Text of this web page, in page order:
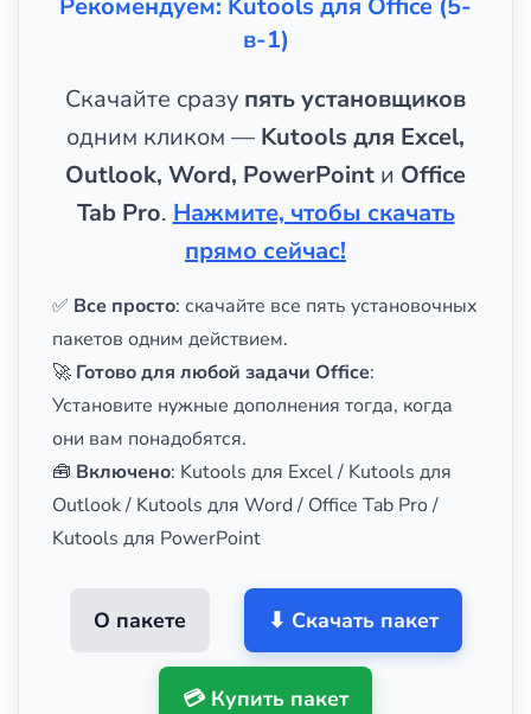
в-1)
Скачайте сразу пять установщиков
одним кликом — Kutools для Excel,
Outlook, Word, PowerPoint и Office
Tab Pro. Нажмите, чтобы скачать
прямо сейчас!
✅ Все просто: скачайте все пять установочных
пакетов одним действием.
🚀 Готово для любой задачи Office:
Установите нужные дополнения тогда, когда
они вам понадобятся.
🧰 Включено: Kutools для Excel / Kutools для
Outlook / Kutools для Word / Office Tab Pro /
Kutools для PowerPoint
О пакете ⬇ Скачать пакет
💳 Купить пакет